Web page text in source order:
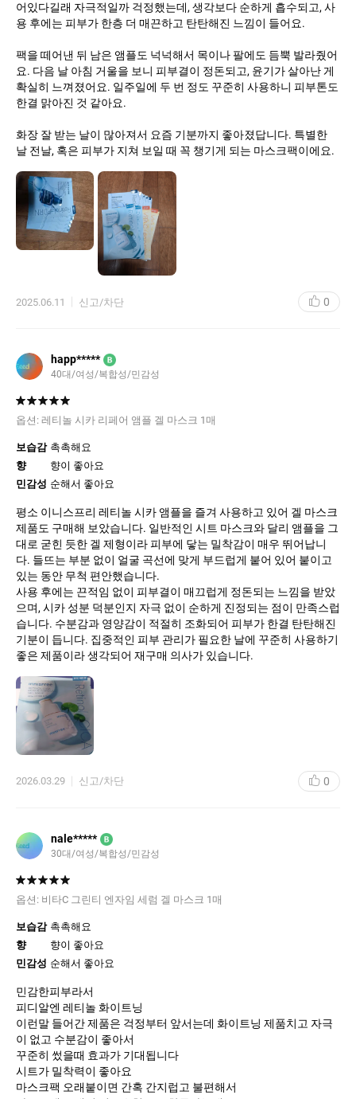
어있다길래 자극적일까 걱정했는데, 생각보다 순하게 흡수되고, 사
용 후에는 피부가 한층 더 매끈하고 탄탄해진 느낌이 들어요.
팩을 떼어낸 뒤 남은 앰플도 넉넉해서 목이나 팔에도 듬뿍 발라줬어
요. 다음 날 아침 거울을 보니 피부결이 정돈되고, 윤기가 살아난 게
확실히 느껴졌어요. 일주일에 두 번 정도 꾸준히 사용하니 피부톤도
한결 맑아진 것 같아요.
화장 잘 받는 날이 많아져서 요즘 기분까지 좋아졌답니다. 특별한
날 전날, 혹은 피부가 지쳐 보일 때 꼭 챙기게 되는 마스크팩이에요.
2025.06.11 신고/차단 0
happ***** B
40대 여성 복합성 민감성
옵션: 레티놀 시카 리페어 앰플 겔 마스크 1매
보습감 촉촉해요
향
향이 좋아요
민감성 순해서 좋아요
평소 이니스프리 레티놀 시카 앰플을 즐겨 사용하고 있어 겔 마스크
제품도 구매해 보았습니다. 일반적인 시트 마스크와 달리 앰플을 그
대로 굳힌 듯한 겔 제형이라 피부에 닿는 밀착감이 매우 뛰어납니
다. 들뜨는 부분 없이 얼굴 곡선에 맞게 부드럽게 붙어 있어 붙이고
있는 동안 무척 편안했습니다.
사용 후에는 끈적임 없이 피부결이 매끄럽게 정돈되는 느낌을 받았
으며, 시카 성분 덕분인지 자극 없이 순하게 진정되는 점이 만족스럽
습니다. 수분감과 영양감이 적절히 조화되어 피부가 한결 탄탄해진
기분이 듭니다. 집중적인 피부 관리가 필요한 날에 꾸준히 사용하기
좋은 제품이라 생각되어 재구매 의사가 있습니다.
2026.03.29 신고/차단 0
nale***** B
30대 여성 복합성 민감성
옵션: 비타C 그린티 엔자임 세럼 겔 마스크 1매
보습감 촉촉해요
향
향이 좋아요
민감성 순해서 좋아요
민감한피부라서
피디알엔 레티놀 화이트닝
이런말 들어간 제품은 걱정부터 앞서는데 화이트닝 제품치고 자극
이 없고 수분감이 좋아서
꾸준히 썼을때 효과가 기대됩니다
시트가 밀착력이 좋아요
마스크팩 오래붙이면 간혹 간지럽고 불편해서